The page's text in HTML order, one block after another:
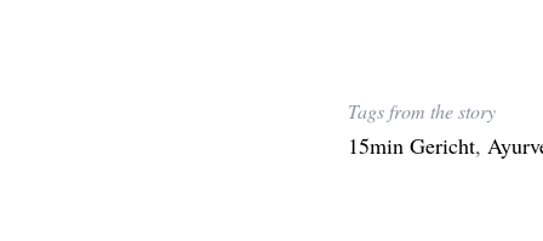
Tags from the story
15min Gericht,